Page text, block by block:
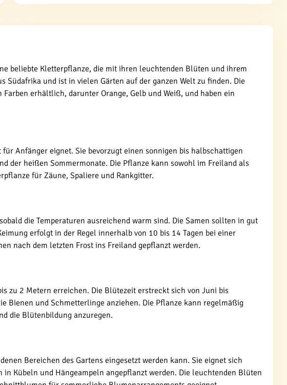
beliebte Kletterpflanze, die mit ihren leuchtenden Blüten und ihrem
und ist in vielen Gärten auf der ganzen Welt zu finden. Die
erhältlich, darunter Orange, Gelb und Weiß, und haben ein
Anfänger eignet. Sie bevorzugt einen sonnigen bis halbschattigen
der heißen Sommermonate. Die Pflanze kann sowohl im Freiland als
für Zäune, Spaliere und Rankgitter.
die Temperaturen ausreichend warm sind. Die Samen sollten in gut
erfolgt in der Regel innerhalb von 10 bis 14 Tagen bei einer
nach dem letzten Frost ins Freiland gepflanzt werden.
zu 2 Metern erreichen. Die Blütezeit erstreckt sich von Juni bis
Bienen und Schmetterlinge anziehen. Die Pflanze kann regelmäßig
die Blütenbildung anzuregen.
Bereichen des Gartens eingesetzt werden kann. Sie eignet sich
Kübeln und Hängeampeln angepflanzt werden. Die leuchtenden Blüten